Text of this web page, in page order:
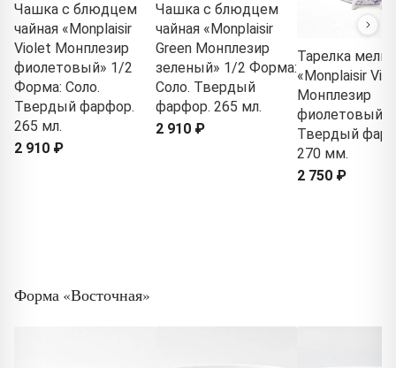
Чашка с блюдцем
чайная «Monplaisir
Violet Монплезир
фиолетовый» 1/2
Форма: Соло.
Твердый фарфор.
265 мл.
2 910 ₽
Чашка с блюдцем
чайная «Monplaisir
Green Монплезир
зеленый» 1/2 Форма:
Соло. Твердый
фарфор. 265 мл.
2 910 ₽
Тарелка
«Monplaisir
Монплезир
фиолетовый»
Твердый
270 мм.
2 750 ₽
Форма «Восточная»